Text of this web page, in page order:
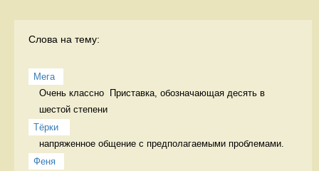
Слова на тему:
Мега
Очень классно  Приставка, обозначающая десять в
шестой степени
Тёрки
напряженное общение с предполагаемыми проблемами.
Феня